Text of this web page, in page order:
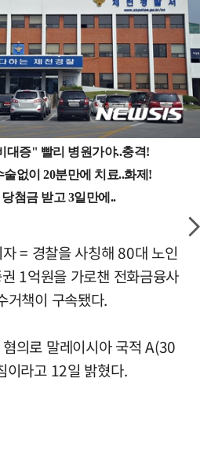
= 경찰을 사칭해 80대 노인
1억원을 가로챈 전화금융사
거책이 구속됐다.
의로 말레이시아 국적 A(30
이라고 12일 밝혔다.